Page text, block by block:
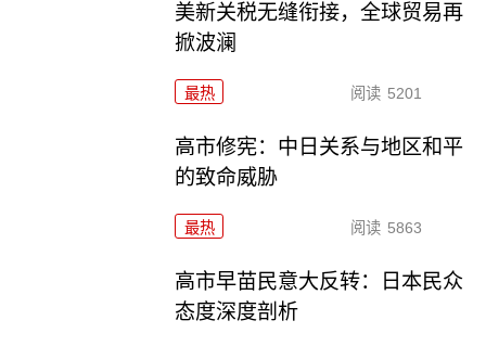
美新关税无缝衔接，全球贸易再
掀波澜
最热 阅读 5201
高市修宪：中日关系与地区和平
的致命威胁
最热 阅读 5863
高市早苗民意大反转：日本民众
态度深度剖析